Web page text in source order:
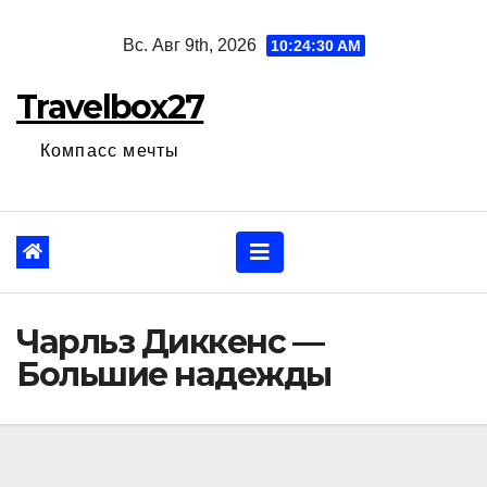
Вс. Авг 9th, 2026 10:24:31 AM
Travelbox27
Компасс мечты
Чарльз Диккенс —
Большие надежды